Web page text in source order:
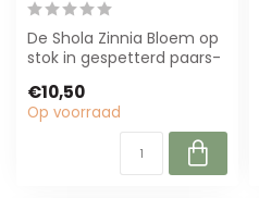
De Shola Zinnia Bloem op
stok in gespetterd paars-
uitstralin...
€10,50
Op voorraad